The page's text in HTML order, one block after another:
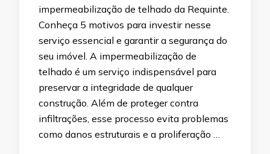
impermeabilização de telhado da Requinte.
Conheça 5 motivos para investir nesse
serviço essencial e garantir a segurança do
seu imóvel. A impermeabilização de
telhado é um serviço indispensável para
preservar a integridade de qualquer
construção. Além de proteger contra
infiltrações, esse processo evita problemas
como danos estruturais e a proliferação …